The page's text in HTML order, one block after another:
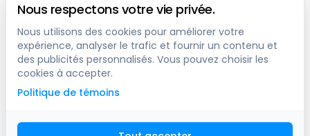
Vancouver
1200 W 73rd Ave #1415, Vancouver, BC, V6P 6G5, Canada
Calgary
444 5 Ave SW #400 Calgary, AB, T2P 2T8, Canada
Nous respectons votre vie privée.
Nous utilisons des cookies pour améliorer votre
expérience, analyser le trafic et fournir un contenu et
des publicités personnalisés. Vous pouvez choisir les
cookies à accepter.
Politique de témoins